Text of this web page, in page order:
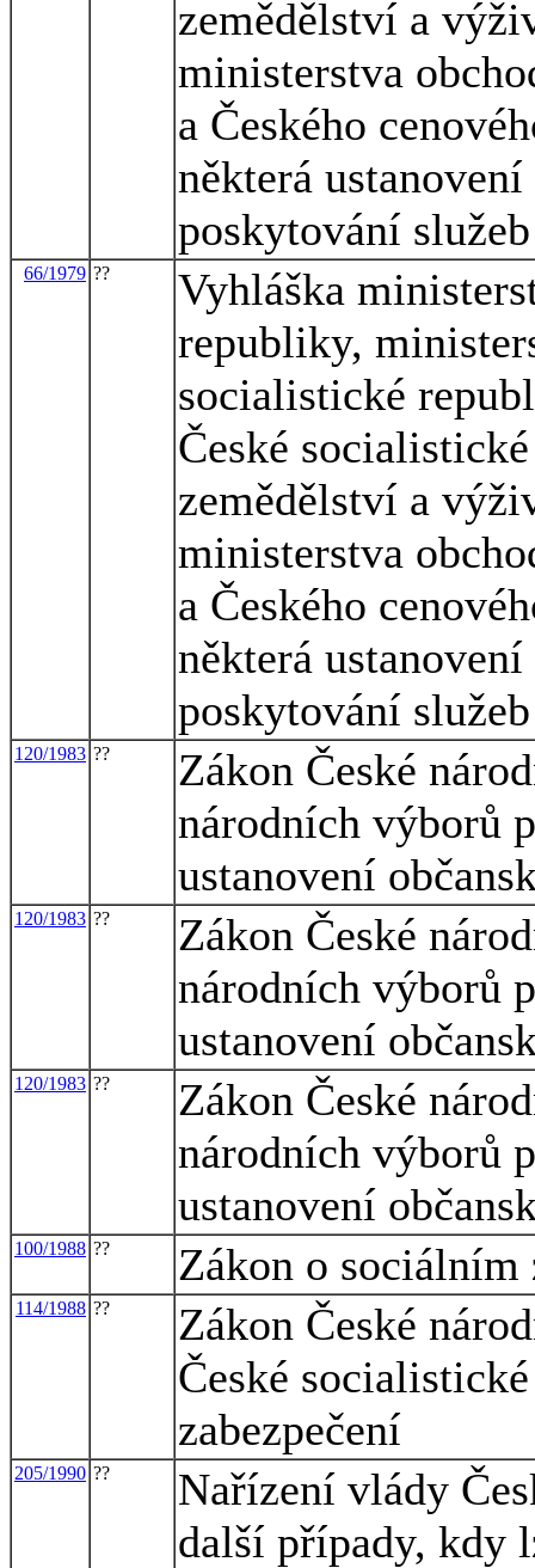
zemědělství a
ministerstva
a Českého
některá
poskytování služeb
66/1979 ??
Vyhláška
republiky,
socialistické
České
zemědělství a
ministerstva
a Českého
některá
poskytování služeb
120/1983 ??
Zákon České
národních výborů
ustanovení
120/1983 ??
Zákon České
národních výborů
ustanovení
120/1983 ??
Zákon České
národních výborů
ustanovení
100/1988 ?? Zákon o sociálním
114/1988 ??
Zákon České
České
zabezpečení
205/1990 ??
Nařízení vlády
další případy, kdy